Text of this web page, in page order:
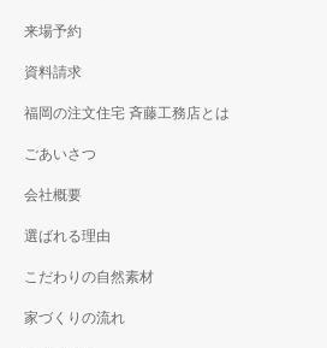
来場予約
資料請求
福岡の注文住宅 斉藤工務店とは
ごあいさつ
会社概要
選ばれる理由
こだわりの自然素材
家づくりの流れ